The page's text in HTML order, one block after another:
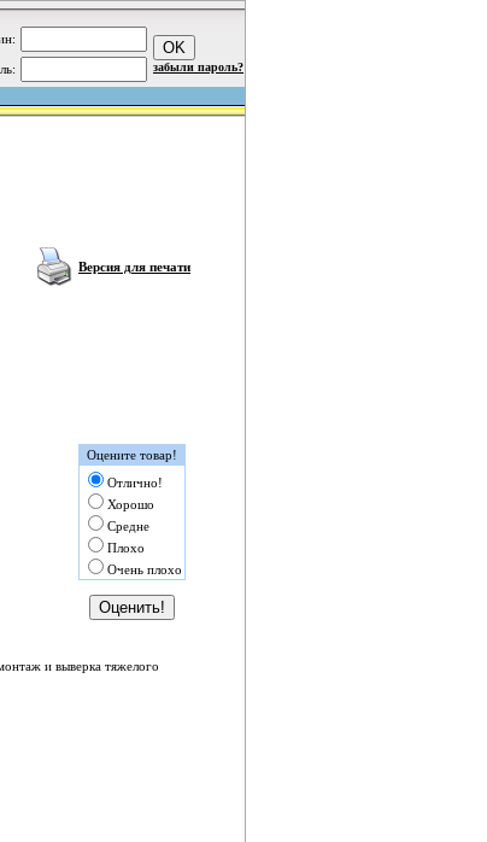
забыли пароль?
Версия для печати
Оцените товар!
Отлично!
Хорошо
Средне
Плохо
Очень плохо
и выверка тяжелого